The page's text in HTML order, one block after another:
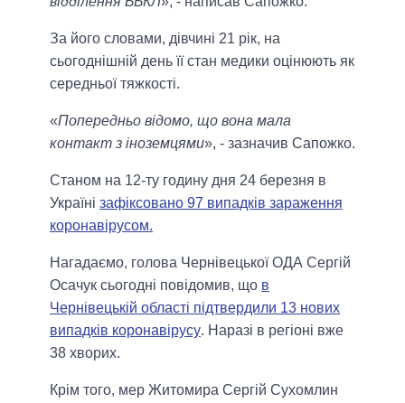
За його словами, дівчині 21 рік, на
сьогоднішній день її стан медики оцінюють як
середньої тяжкості.
«Попередньо відомо, що вона мала
контакт з іноземцями», - зазначив Сапожко.
Станом на 12-ту годину дня 24 березня в
Україні зафіксовано 97 випадків зараження
коронавірусом.
Нагадаємо, голова Чернівецької ОДА Сергій
Осачук сьогодні повідомив, що в
Чернівецькій області підтвердили 13 нових
випадків коронавірусу. Наразі в регіоні вже
38 хворих.
Крім того, мер Житомира Сергій Сухомлин